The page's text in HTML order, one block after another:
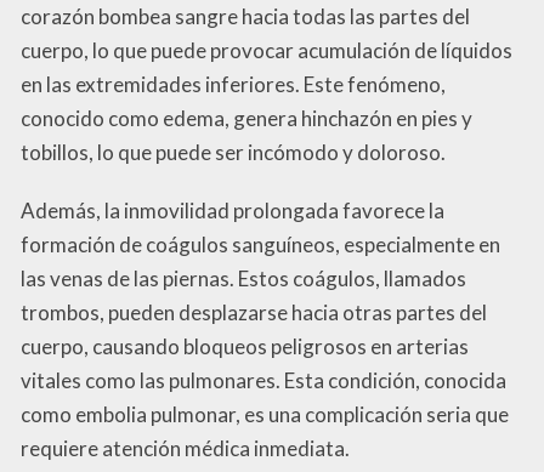
corazón bombea sangre hacia todas las partes del
cuerpo, lo que puede provocar acumulación de líquidos
en las extremidades inferiores. Este fenómeno,
conocido como edema, genera hinchazón en pies y
tobillos, lo que puede ser incómodo y doloroso.
Además, la inmovilidad prolongada favorece la
formación de coágulos sanguíneos, especialmente en
las venas de las piernas. Estos coágulos, llamados
trombos, pueden desplazarse hacia otras partes del
cuerpo, causando bloqueos peligrosos en arterias
vitales como las pulmonares. Esta condición, conocida
como embolia pulmonar, es una complicación seria que
requiere atención médica inmediata.